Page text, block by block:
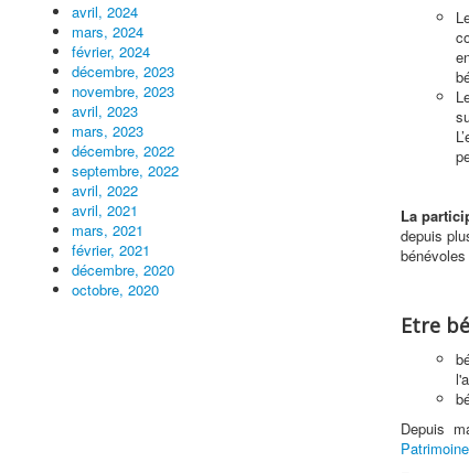
avril, 2024
mars, 2024
février, 2024
décembre, 2023
novembre, 2023
avril, 2023
mars, 2023
décembre, 2022
septembre, 2022
avril, 2022
avril, 2021
mars, 2021
février, 2021
décembre, 2020
octobre, 2020
La
depuis
Etre
Depuis